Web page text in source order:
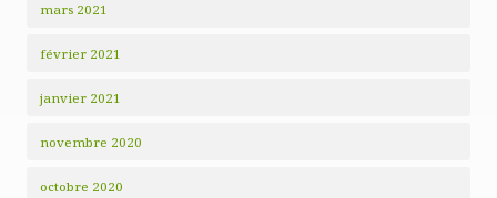
mars 2021
février 2021
janvier 2021
novembre 2020
octobre 2020